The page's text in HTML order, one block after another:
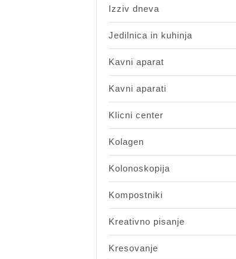
Izziv dneva
Jedilnica in kuhinja
Kavni aparat
Kavni aparati
Klicni center
Kolagen
Kolonoskopija
Kompostniki
Kreativno pisanje
Kresovanje